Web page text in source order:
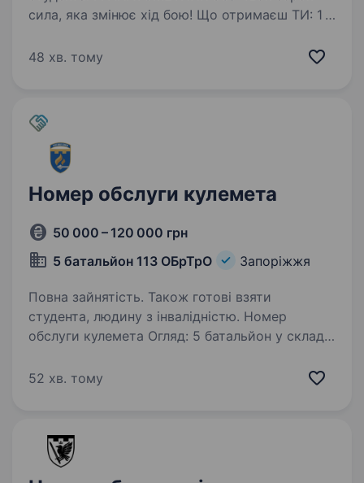
сила, яка змінює хід бою! Що отримаєш ТИ: 1
виплати + бонуси за виконання завдань (за рік
48 хв. тому
Номер обслуги кулемета
50 000 – 120 000 грн
5 батальйон 113 ОБрТрО
Запоріжжя
Повна зайнятість. Також готові взяти
студента, людину з інвалідністю. Номер
обслуги кулемета Огляд: 5 батальйон у складі
нашої країни ми розпочали від початку
захисту…
52 хв. тому